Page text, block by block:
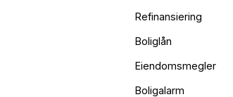
Refinansiering
Boliglån
Eiendomsmegler
Boligalarm